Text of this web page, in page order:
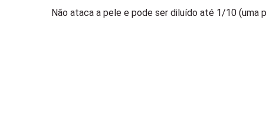
Não ataca a pele e pode ser diluído até 1/10 (uma